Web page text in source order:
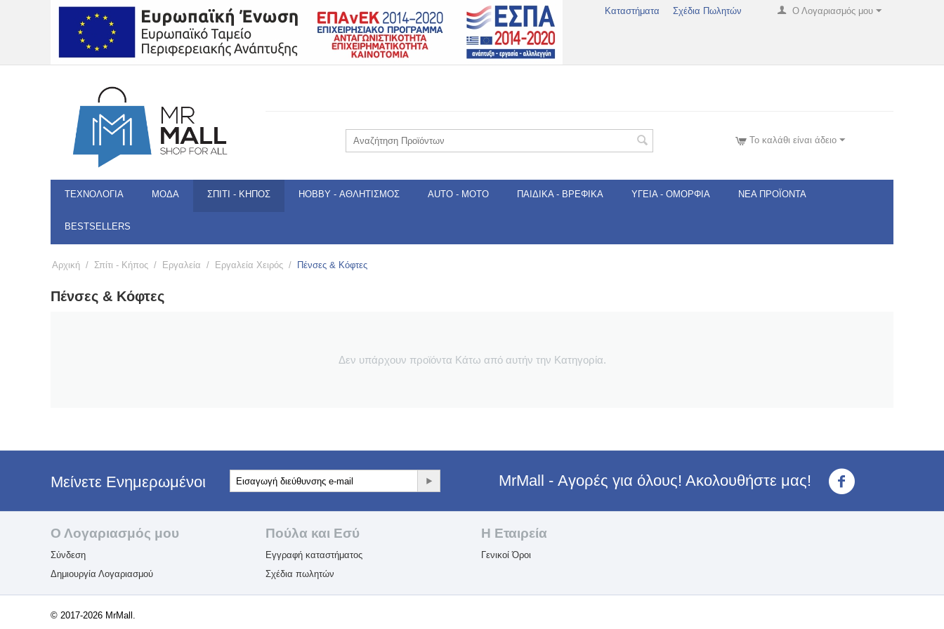
Ο Λογαριασμός μου
Καταστήματα Σχέδια Πωλητών
Το καλάθι είναι άδειο
ΤΕΧΝΟΛΟΓΊΑ ΜΌΔΑ ΣΠΊΤΙ - ΚΉΠΟΣ HOBBY - ΑΘΛΗΤΙΣΜΌΣ AUTO - MOTO ΠΑΙΔΙΚΆ - ΒΡΕΦΙΚΆ ΥΓΕΊΑ - ΟΜΟΡΦΙΆ ΝΈΑ ΠΡΟΪΌΝΤΑ
BESTSELLERS
Αρχική / Σπίτι - Κήπος / Εργαλεία / Εργαλεία Χειρός / Πένσες & Κόφτες
Πένσες & Κόφτες
Δεν υπάρχουν προϊόντα Κάτω από αυτήν την Κατηγορία.
Μείνετε Ενημερωμένοι MrMall - Αγορές για όλους! Ακολουθήστε μας!
Ο Λογαριασμός μου
Σύνδεση
Δημιουργία Λογαριασμού
Πούλα και Εσύ
Εγγραφή καταστήματος
Σχέδια πωλητών
Η Εταιρεία​
Γενικοί Όροι
© 2017-2026 MrMall.